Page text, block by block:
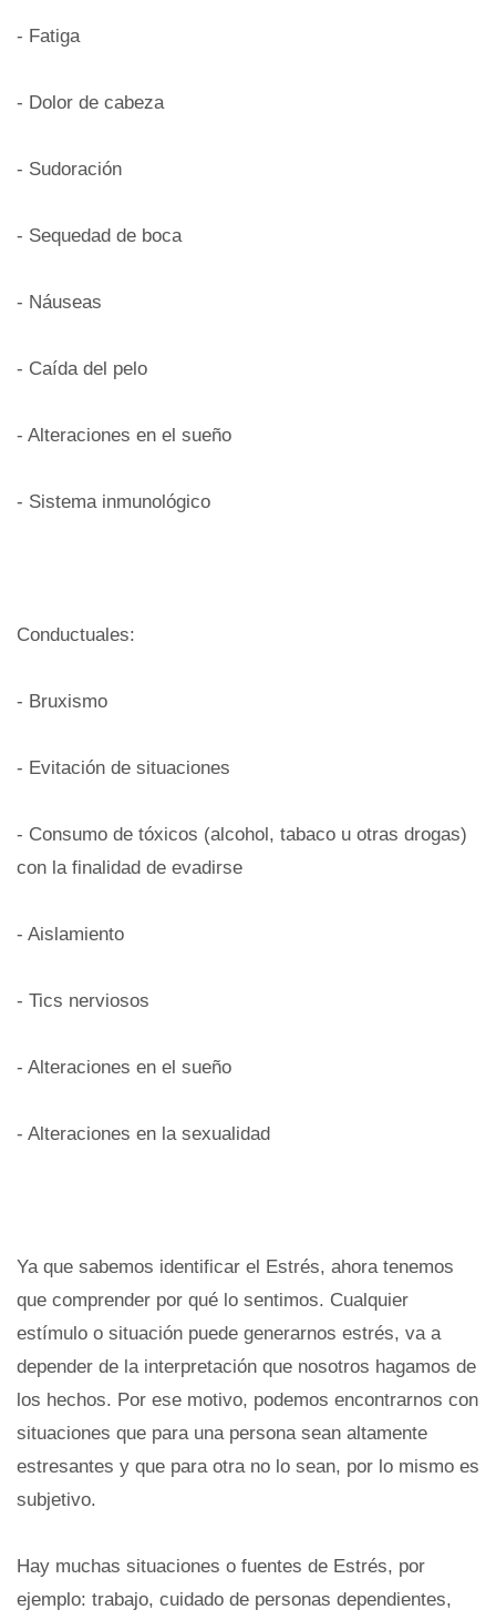
- Fatiga
- Dolor de cabeza
- Sudoración
- Sequedad de boca
- Náuseas
- Caída del pelo
- Alteraciones en el sueño
- Sistema inmunológico
Conductuales:
- Bruxismo
- Evitación de situaciones
- Consumo de tóxicos (alcohol, tabaco u otras drogas)
con la finalidad de evadirse
- Aislamiento
- Tics nerviosos
- Alteraciones en el sueño
- Alteraciones en la sexualidad
Ya que sabemos identificar el Estrés, ahora tenemos
que comprender por qué lo sentimos. Cualquier
estímulo o situación puede generarnos estrés, va a
depender de la interpretación que nosotros hagamos de
los hechos. Por ese motivo, podemos encontrarnos con
situaciones que para una persona sean altamente
estresantes y que para otra no lo sean, por lo mismo es
subjetivo.
Hay muchas situaciones o fuentes de Estrés, por
ejemplo: trabajo, cuidado de personas dependientes,